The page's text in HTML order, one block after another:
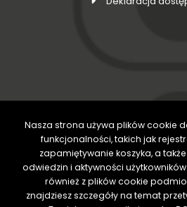
DOŁĄCZ DO
Nasza strona używa plików cookie
funkcjonalności, takich jak
zapamiętywanie koszyka, a
odwiedzin i aktywności
również z plików cookie
znajdziesz szczegóły na temat